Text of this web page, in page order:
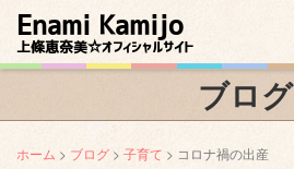
Enami Kamijo
上條恵奈美☆オフィシャルサイト
ブログ
ホーム > ブログ > 子育て > コロナ禍の出産